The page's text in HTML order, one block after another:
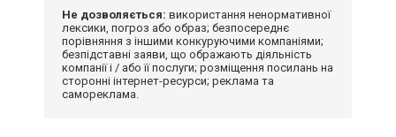
Не дозволяється: використання ненормативної
лексики, погроз або образ; безпосереднє
порівняння з іншими конкуруючими компаніями;
безпідставні заяви, що ображають діяльність
компанії і / або її послуги; розміщення посилань на
сторонні інтернет-ресурси; реклама та
самореклама.